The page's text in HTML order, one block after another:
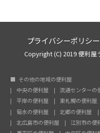
プライバシーポリシー
Copyright (C) 2019 便利
その他の地域の便利屋
中央の便利屋
流通センターの
平岸の便利屋
東札幌の便利屋
菊水の便利屋
北郷の便利屋
北広島市の便利屋
江別市の便